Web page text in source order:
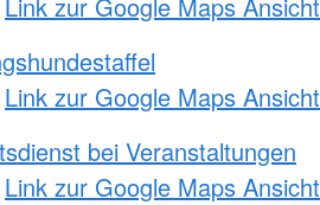
Link zur Google Maps Ansicht
bei Veranstaltungen
Link zur Google Maps Ansicht